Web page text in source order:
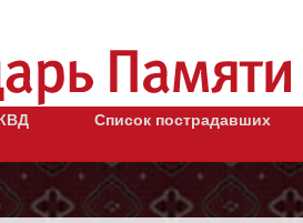
Список пострадавших